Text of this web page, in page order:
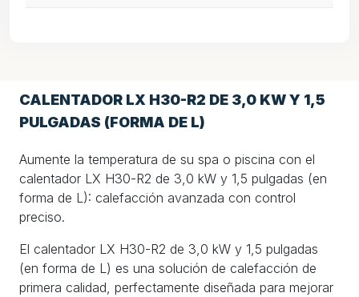
CALENTADOR LX H30-R2 DE 3,0 KW Y 1,5
PULGADAS (FORMA DE L)
Aumente la temperatura de su spa o piscina con el
calentador LX H30-R2 de 3,0 kW y 1,5 pulgadas (en
forma de L): calefacción avanzada con control
preciso.
El calentador LX H30-R2 de 3,0 kW y 1,5 pulgadas
(en forma de L) es una solución de calefacción de
primera calidad, perfectamente diseñada para mejorar